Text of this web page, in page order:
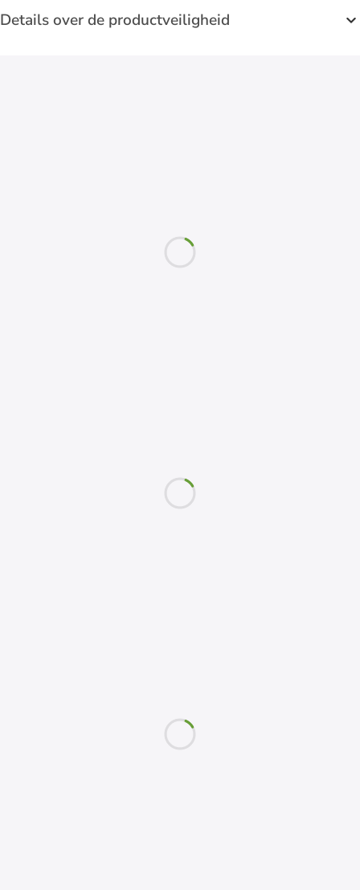
Details over de productveiligheid